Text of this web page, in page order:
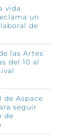
vida
un
de
las Artes
del 10 al
de Aspace
seguir
de